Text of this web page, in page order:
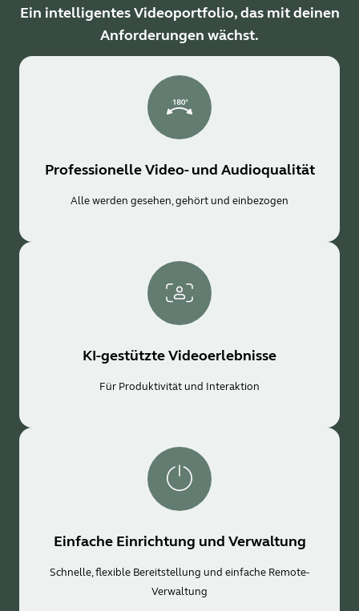
Ein intelligentes Videoportfolio, das mit deinen
Anforderungen wächst.
Professionelle Video- und Audioqualität
Alle werden gesehen, gehört und einbezogen
KI-gestützte Videoerlebnisse
Für Produktivität und Interaktion
Einfache Einrichtung und Verwaltung
Schnelle, flexible Bereitstellung und einfache Remote-
Verwaltung